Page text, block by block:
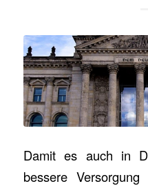
Damit es auch in
bessere